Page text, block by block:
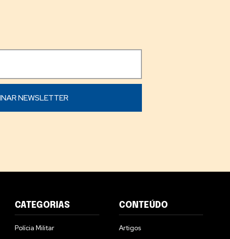
CATEGORIAS
Polícia Militar
CONTEÚDO
Artigos